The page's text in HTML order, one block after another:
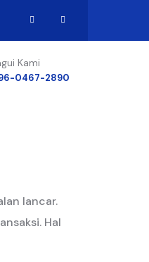
Kami
0467-2890
lancar.
Hal